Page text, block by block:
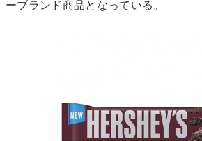
ーブランド商品となっている。